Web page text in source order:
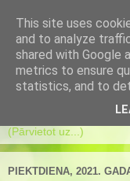
Es
Es mainos pati un
Transformācijas
PIEKTDIENA, 2021.
This site uses
and to analyze
shared with Google
metrics to ensure
statistics, and to